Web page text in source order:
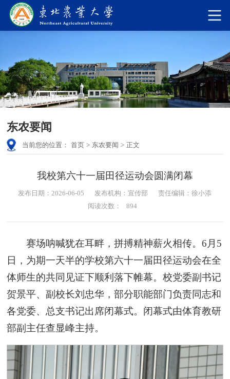
东农要闻
当前您的位置： 首页 > 东农要闻 > 正文
我校第六十一届田径运动会圆满闭幕
发布日期：2026-06-05 发布机构：宣传部
责任编辑：徐小添
阅读次数：
894
赛场呐喊犹在耳畔，拼搏精神薪火相传。6月5
日，为期一天半的学校第六十一届田径运动会在全
体师生的共同见证下顺利落下帷幕。校党委副书记
贺景平、副校长刘忠华，部分职能部门负责同志和
各党委、总支书记出席闭幕式。闭幕式由体育教研
部副主任查显峰主持。